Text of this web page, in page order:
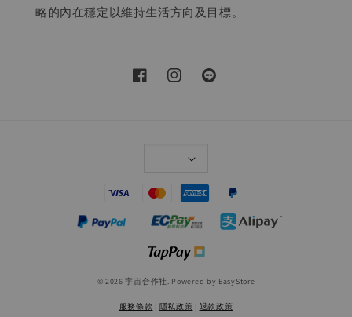
略的內在穩定以維持生活方向及目標。
© 2026 宇宙合作社. Powered by EasyStore
服務條款 | 隱私政策 | 退款政策